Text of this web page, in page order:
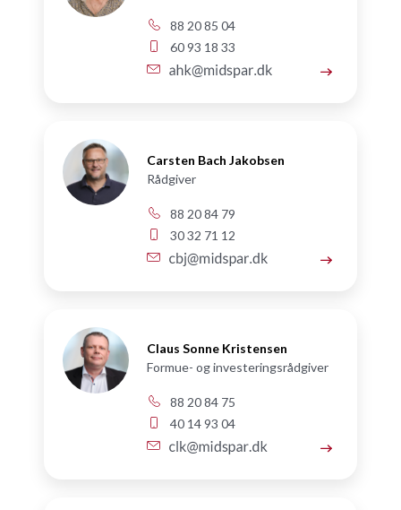
88 20 85 04
60 93 18 33
Carsten Bach Jakobsen
Rådgiver
88 20 84 79
30 32 71 12
Claus Sonne Kristensen
Formue- og investeringsrådgiver
88 20 84 75
40 14 93 04